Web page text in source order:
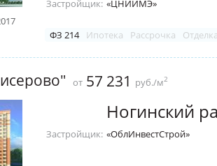
Застройщик: «ЦНИИМЭ»
ФЗ 214 Ипотека Рассрочка
от 57 231 руб./м2
Ногинский
Застройщик: «ОблИнвестСтрой»